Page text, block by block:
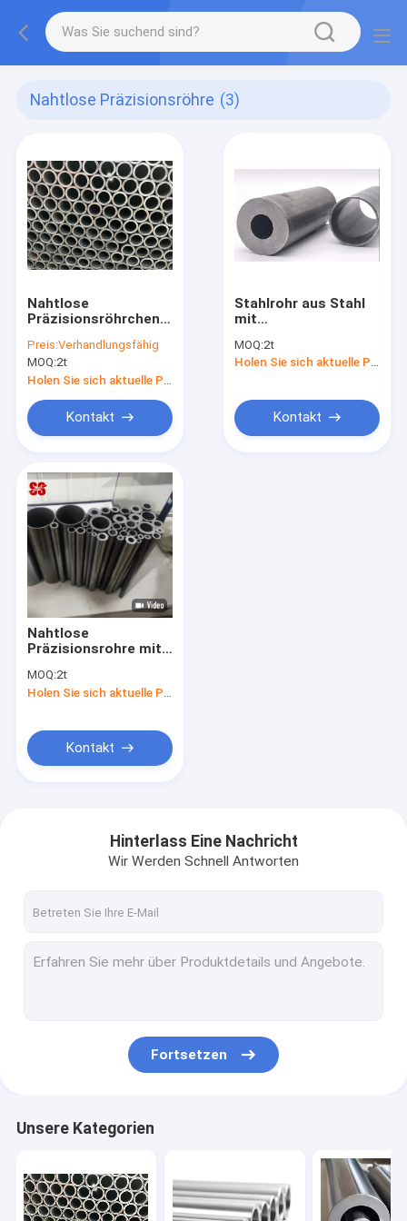
Nahtlose Präzisionsröhre (3)
Nahtlose
Präzisionsröhrchen
Kohlenstoffstahl, die
unter strenger
Kontrolle hergestellt
werden, um eine
gleichbleibende OD-
und ID-Toleranz für
aufrechtzuerhalten
Preis:Verhandlungsfähig
MOQ:2t
Kontakt
Stahlrohr aus Stahl
mit
von 34MnB5
MOQ:2t
Holen Sie sich aktuelle Preis
Kontakt
Nahtlose
Präzisionsrohre mit
Güte, kostenlose
Muster verfügbar,
Direktpreise
MOQ:2t
Kontakt
Hinterlass Eine Nachricht
Wir Werden Schnell Antworten
Fortsetzen
Unsere Kategorien